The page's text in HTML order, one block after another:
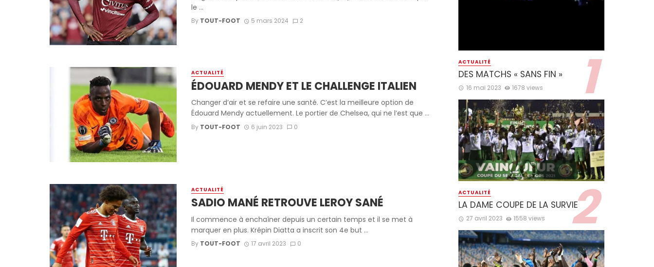
le ...
By TOUT-FOOT 5 mars 2024 2
ACTUALITÉ
ÉDOUARD MENDY ET LE CHALLENGE ITALIEN
Changer d’air et se refaire une santé. C’est la meilleure option de
Édouard Mendy actuellement. Le portier de Chelsea, qui ne l’est que ...
By TOUT-FOOT 6 juin 2023 0
ACTUALITÉ
SADIO MANÉ RETROUVE LEROY SANÉ
Il commence à enchaîner depuis un certain temps et il se met à
marquer en plus. Krépin Diatta a inscrit son 4e but ...
By TOUT-FOOT 17 avril 2023 0
ACTUALITÉ
DES MATCHS « SANS FIN »
16 mai 2023 1678 views
ACTUALITÉ
LA DAME COUPE DE LA SURVIE
27 avril 2023 1558 views